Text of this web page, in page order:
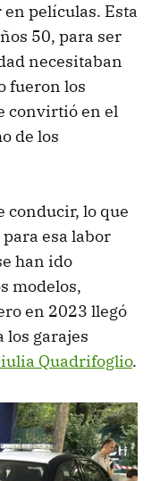
películas. Esta
50, para ser
necesitaban
fueron los
convirtió en el
de los
conducir, lo que
esa labor
han ido
modelos,
en 2023 llegó
los garajes
Quadrifoglio.